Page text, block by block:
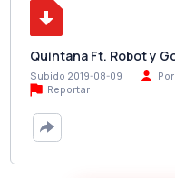
Quintana Ft. Robot y
Subido 2019-08-09
Reportar